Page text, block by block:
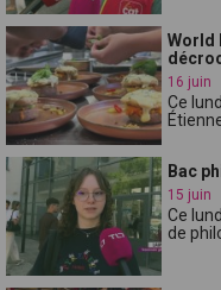
World
16 juin
Ce
Bac
15 juin
Ce
de